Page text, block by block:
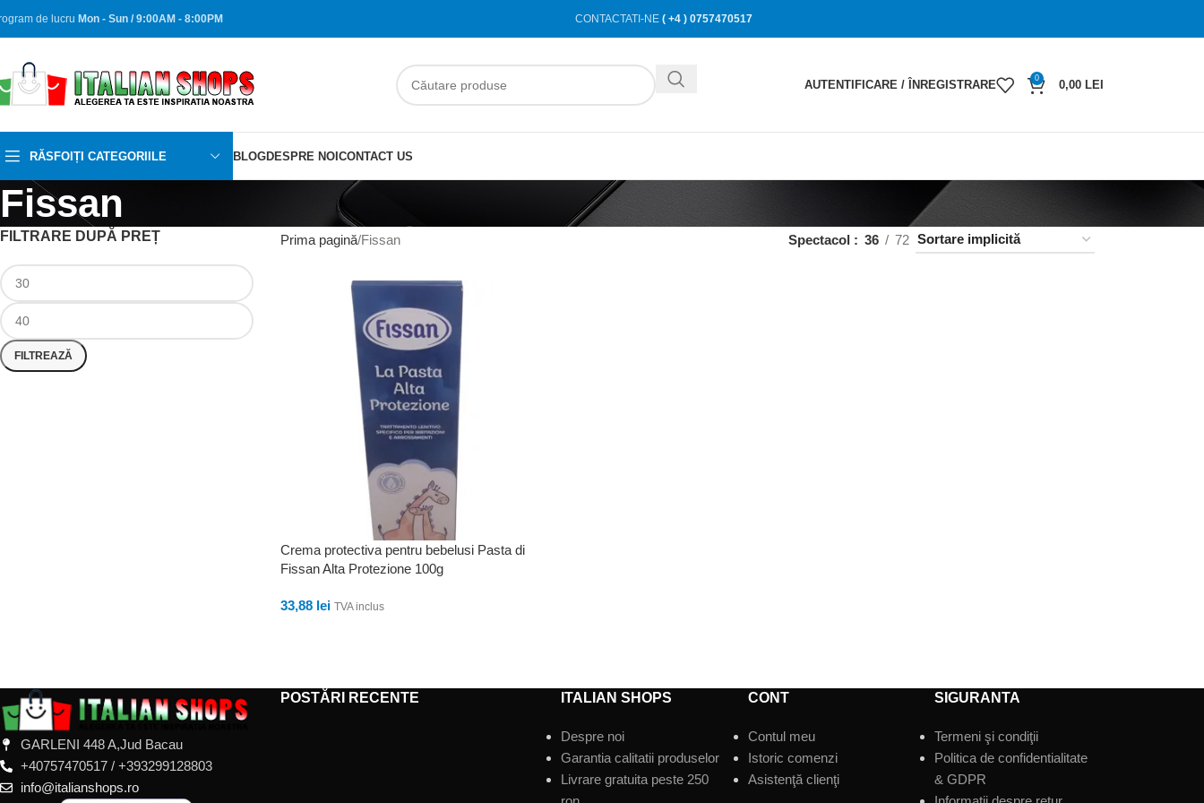
de lucru Mon - Sun / 9:00AM - 8:00PM CONTACTATI-NE ( +4 ) 0757470517
AUTENTIFICARE / ÎNREGISTRARE
0
0,00 LEI
RĂSFOIȚI CATEGORIILE BLOGDESPRE NOICONTACT US
Fissan
FILTRARE DUPĂ PREȚ
FILTREAZĂ
Prima pagină Fissan Spectacol 36 72
Crema protectiva pentru bebelusi Pasta di
Fissan Alta Protezione 100g
33,88 lei TVA inclus
GARLENI 448 A,Jud Bacau
+40757470517 / +393299128803
info@italianshops.ro
POSTĂRI RECENTE ITALIAN SHOPS
Despre noi
Garantia calitatii produselor
Livrare gratuita peste 250
CONT
Contul meu
Istoric comenzi
Asistenţă clienţi
SIGURANTA
Termeni şi condiţii
Politica de confidentialitate
& GDPR